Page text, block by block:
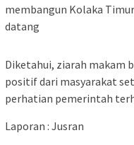
membangun Kolaka
datang
Diketahui, ziarah makam
positif dari masyarakat
perhatian pemerintah
Laporan : Jusran